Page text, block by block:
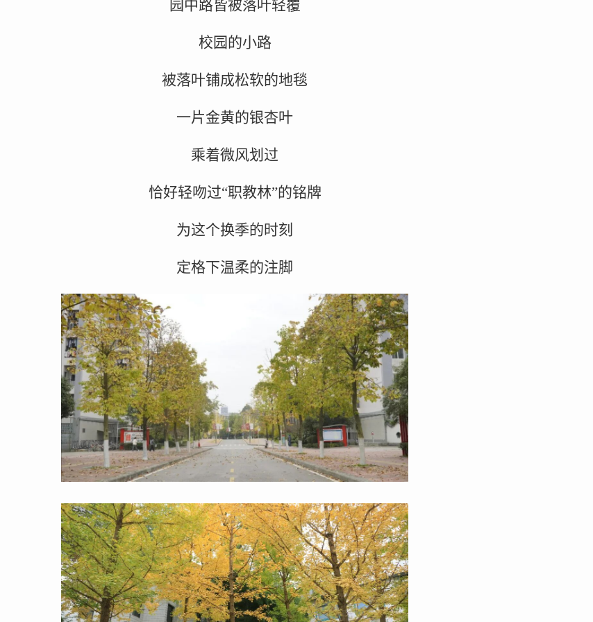
园中路皆被落叶轻覆
校园的小路
被落叶铺成松软的地毯
一片金黄的银杏叶
乘着微风划过
恰好轻吻过“职教林”的铭牌
为这个换季的时刻
定格下温柔的注脚